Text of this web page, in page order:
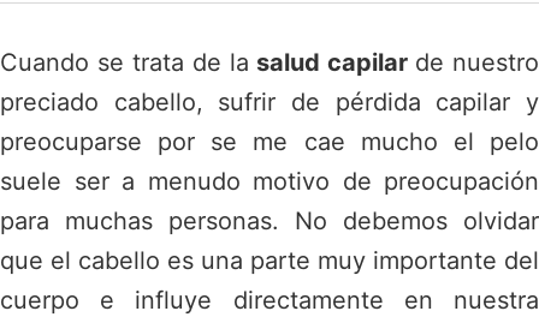
Cuando se trata de la salud capilar de nuestro
preciado cabello, sufrir de pérdida capilar y
preocuparse por se me cae mucho el pelo
suele ser a menudo motivo de preocupación
para muchas personas. No debemos olvidar
que el cabello es una parte muy importante del
cuerpo e influye directamente en nuestra